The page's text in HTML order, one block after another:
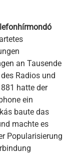
an Tausende
Radios und
hatte der
ein
baute das
machte es
Popularisierung